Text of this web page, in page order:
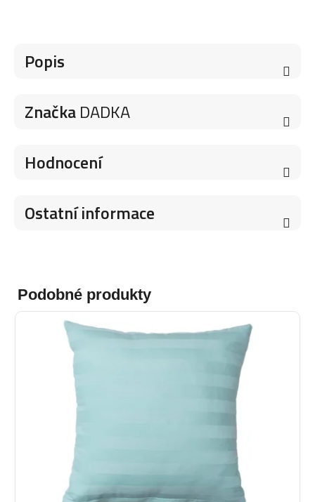
Popis
ZnačkaDADKA
Hodnocení
Ostatní informace
Podobné produkty